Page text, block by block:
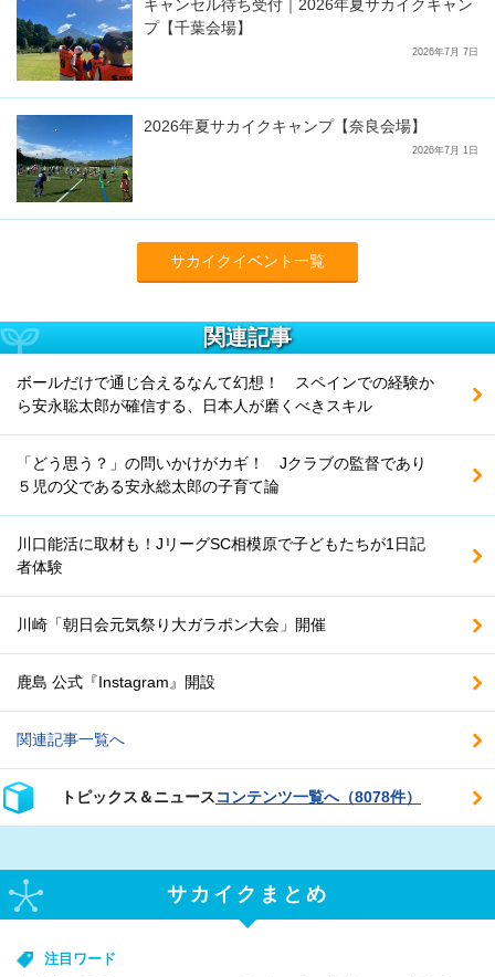
キャンセル待ち受付｜2026年夏サカイクキャン
プ【千葉会場】
2026年7月 7日
2026年夏サカイクキャンプ【奈良会場】
2026年7月 1日
サカイクイベント一覧
関連記事
ボールだけで通じ合えるなんて幻想！ スペインでの経験か
ら安永聡太郎が確信する、日本人が磨くべきスキル
「どう思う？」の問いかけがカギ！ Jクラブの監督であり
５児の父である安永総太郎の子育て論
川口能活に取材も！JリーグSC相模原で子どもたちが1日記
者体験
川崎「朝日会元気祭り大ガラポン大会」開催
鹿島 公式『Instagram』開設
関連記事一覧へ
トピックス＆ニュースコンテンツ一覧へ（8078件）
サカイクまとめ
注目ワード